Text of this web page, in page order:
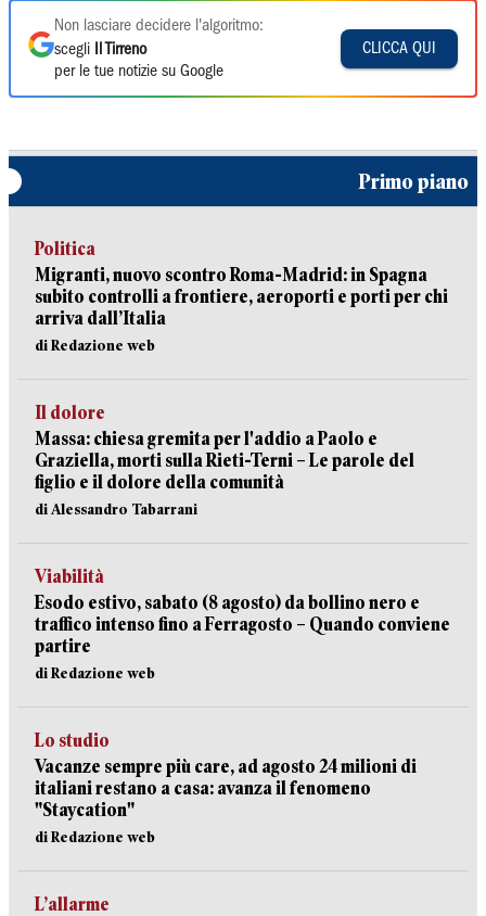
Non lasciare decidere l'algoritmo:
scegli
Il Tirreno
per le tue notizie su Google
CLICCA QUI
Primo piano
Politica
Migranti, nuovo scontro Roma-Madrid: in Spagna
subito controlli a frontiere, aeroporti e porti per chi
arriva dall’Italia
di Redazione web
Il dolore
Massa: chiesa gremita per l'addio a Paolo e
Graziella, morti sulla Rieti-Terni – Le parole del
figlio e il dolore della comunità
di Alessandro Tabarrani
Viabilità
Esodo estivo, sabato (8 agosto) da bollino nero e
traffico intenso fino a Ferragosto – Quando conviene
partire
di Redazione web
Lo studio
Vacanze sempre più care, ad agosto 24 milioni di
italiani restano a casa: avanza il fenomeno
"Staycation"
di Redazione web
L’allarme